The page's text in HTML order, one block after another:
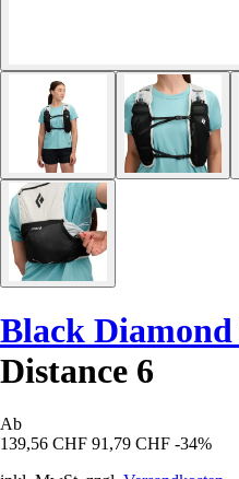
Black Diamond
Distance 6
Ab
139,56 CHF 91,79 CHF -34%